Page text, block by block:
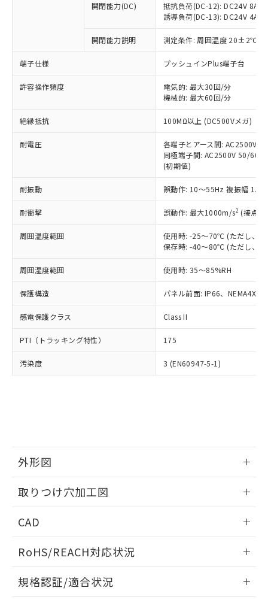
開閉能力(DC)
抵抗負荷(DC-12): DC24V 8A/
誘導負荷(DC-13): DC24V 4A/
開閉能力説明 測定条件: 周囲温度 20±2℃、
端子仕様 プッシュインPlus端子台
許容操作頻度
電気的: 最大30回/分
機械的: 最大60回/分
絶縁抵抗 100MΩ以上 (DC500Vメガ)
耐電圧
各端子とアース間: AC2500V
同極端子間: AC2500V 50/
(初期値)
耐振動 誤動作: 10～55Hz 複振幅
耐衝撃 誤動作: 最大1000m/s2 (接点
周囲温度範囲
使用時: -25～70℃ (ただし、氷
保存時: -40～80℃ (ただし、氷
周囲湿度範囲 使用時: 35～85%RH
保護構造 パネル前面: IP66、NEMA4X,
感電保護クラス Class II
PTI（トラッキング特性） 175
汚染度 3 (EN60947-5-1)
外形図
取りつけ穴加工図
CAD
ドすることができます。
ログイン/会員登録
RoHS/REACH対応状況
EU RoHS 注意事項・凡例
規格認証/適合状況
以下の条件をお読みいただき、同意のうえ
ご利用ください。
本サービスは、当社制御機器事業取扱
商品の当社在庫状況および標準価格
(税抜)を提供させていただくもので
当社制御機器事業取扱商品の中には、
本サービスの対象外となる商品もある
ことをご了承ください。
在庫状況および標準価格照会結果は、
記載している更新日時点での社内デー
タに基づき作成されるものであり、閲
覧された時点での実際の在庫および標
準価格とは異なる場合があることをご
正式な納期状況および標準価格はお客
様のお取引先、またはお客様担当のオ
ムロン制御機器販売店・当社販売員に
オムロン制御機器販売店や当社販売拠
販売ネットワーク
」をご確認
在庫状況および標準価格結果を当社の
事前の承諾なく第三者に漏洩または開
示しないようお願いします。
マイパーツ機能（部品リスト作成サー
ビス）をご利用いただくには、I-Web
品・サービスに関するお客様との取
の共同利用に関して"
用者の範囲」に記載されている法人を
対応予定なし：EU RoHS指令（10物質）の
非含有に非対応の商品で、対応品を出す予
調査・確認中：EU RoHS指令（10物質）の
非含有の対応状況を調査中または確認中の
商品です。
非該当品：ライセンス料など無形物で、有
害物質有無と関係のない商品です。
仕入先様の事情により、非含有部品として
いたものが、含有品と判明した場合などや
むを得ず変更することがあります。
鉛(Pb) 1000ppm以下、 水銀(Hg) 1000ppm以下、 カド
六価クロム(Cr(Ⅵ)) 1000ppm以下、ポリ臭化ビフェニル
類(PBB) 1000ppm以下、ポリ臭化ジフェニルエーテル類
ルベンジル（BBP） 1000ppm以下、フタル酸ジブチル
（DBP） 1000ppm以下、フタル酸ジイソブチル
但し、RoHS指令で産業用監視および制御機器に対する
適用除外項目は除く。
フタル酸エステル類の４物質については閾値を超える意
図的な使用がないことを確認しています。
部品在庫の切り替え状況などにより、予定
月が前後することがあります。
EU RoHS指令（10物質）の非含有証明書
51物質の非含有証明書（当社基準）
※本証明書は発行日時点で非含有を証明す
物質の対応では、対応完了までの期間は出
荷製品に未対応品が混在することから備考
欄に対応日を記載しておりました。
既に当社にて対応品への在庫切替を完了
「○」：最大均質材料含有率が中国RoHSの
基準値以下であることを示します。
「×」：最大均質材料含有率が中国RoHSの
基準値を超えていることを示します。
「－」：未確認です。当社販売部門へお問
*中国RoHS10物質の基準値 (GB/T26572)：
Pb(鉛) :1000ppm、 Hg(水銀) : 1000ppm、 Cd(カドミウ
Cr(Ⅵ)(六価クロム) : 1000ppm、 PBBs(ポリ臭化ビフェ
ニル類) : 1000ppm、 PBDEs(ポリ臭化ジフェニルエーテ
ル類) : 1000ppm、
DBP(フタル酸ジブチル) : 1000ppm、 DIBP(フタル酸ジ
イソブチル) : 1000ppm、 BBP(フタル酸ブチルベンジ
DEHP(フタル酸ビス(2-エチルヘキシル)) : 1000ppm
「ｅ」：有害物質（10物質）のすべてが基
準値以下であることを示します。
「10」：通常の使用状況下において有害物
質が外部に漏えいし、環境に深刻な影響を
及ぼさない年数を意味します。
当社は、これら貴社製品のうち、外国
為替および外国貿易法に定める商品
（以下｢規制貨物等」という）を輸出
または国外への提供する場合は、日本
国政府の輸出許可(または役務取引許
可)を取得するなどの必要な手続きを
当社は規制貨物を破棄する場合は、完
全に破砕するなど、違法に輸出されな
いよう必要な手段を講じます。
当社は貴社製品を、核兵器、ミサイ
ル、化学兵器、生物兵器またはその他
武器並びにこれらの製造装置等に一切
当社は、貴社製品を第三者に販売する
場合は、上記1、2および3の内容を当
該第三者に通知します。また当社は、
販売先および販売に係わる関係者が違
法に輸出するおそれがある場合は、取
り引きをいたしません。
一定数以上の在庫あり
一定数には満たないが在庫あり
在庫なし(最新の在庫状況につ
いては、お客様のお取引先、ま
たはお客様担当のオムロン制御
機器販売店・当社販売員にご確
受注生産機種、また在庫状況の
情報を公開していない機種